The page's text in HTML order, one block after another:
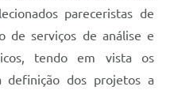
pareceristas de
de serviços de análise e
tendo em vista os
definição dos projetos a